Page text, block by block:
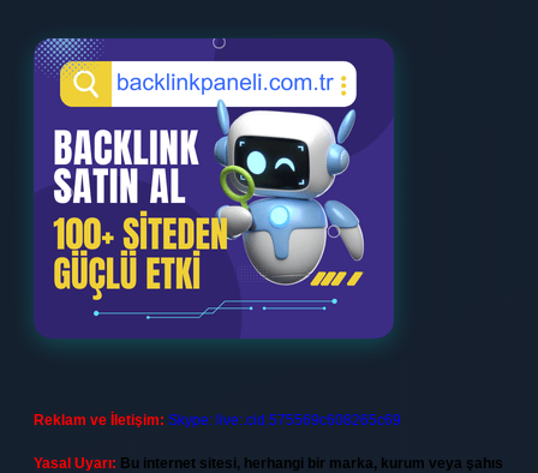
Reklam ve İletişim: Skype: live:.cid.575569c608265c69
Yasal Uyarı: Bu internet sitesi, herhangi bir marka, kurum veya şahıs